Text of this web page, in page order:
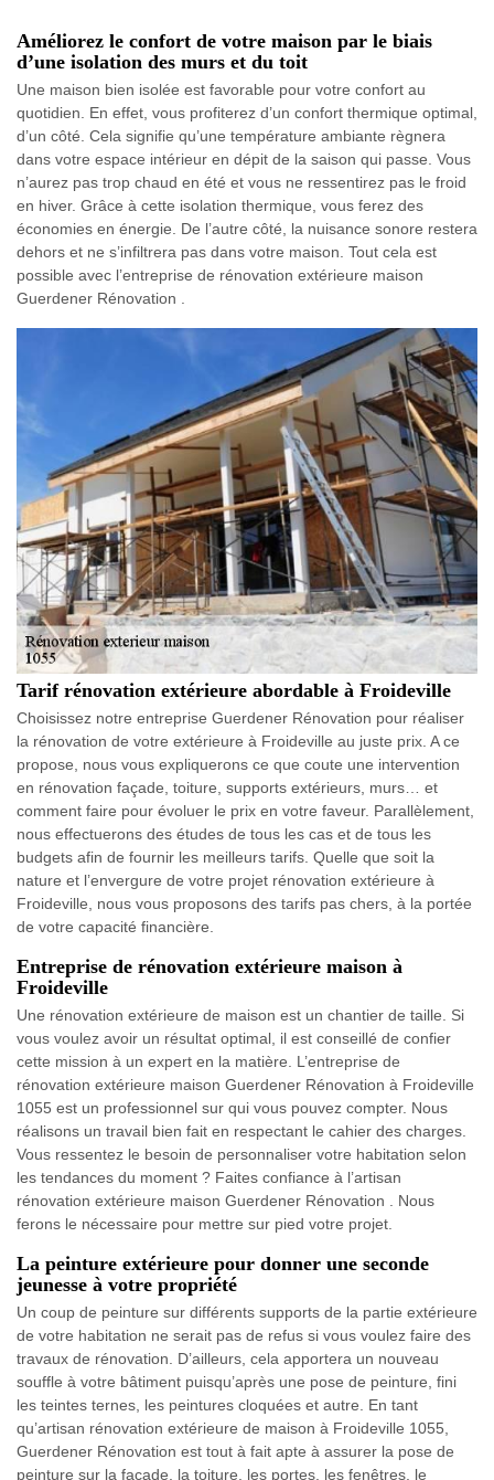
Améliorez le confort de votre maison par le biais
d’une isolation des murs et du toit
Une maison bien isolée est favorable pour votre confort au
quotidien. En effet, vous profiterez d’un confort thermique optimal,
d’un côté. Cela signifie qu’une température ambiante règnera
dans votre espace intérieur en dépit de la saison qui passe. Vous
n’aurez pas trop chaud en été et vous ne ressentirez pas le froid
en hiver. Grâce à cette isolation thermique, vous ferez des
économies en énergie. De l’autre côté, la nuisance sonore restera
dehors et ne s’infiltrera pas dans votre maison. Tout cela est
possible avec l’entreprise de rénovation extérieure maison
Guerdener Rénovation .
Tarif rénovation extérieure abordable à Froideville
Choisissez notre entreprise Guerdener Rénovation pour réaliser
la rénovation de votre extérieure à Froideville au juste prix. A ce
propose, nous vous expliquerons ce que coute une intervention
en rénovation façade, toiture, supports extérieurs, murs… et
comment faire pour évoluer le prix en votre faveur. Parallèlement,
nous effectuerons des études de tous les cas et de tous les
budgets afin de fournir les meilleurs tarifs. Quelle que soit la
nature et l’envergure de votre projet rénovation extérieure à
Froideville, nous vous proposons des tarifs pas chers, à la portée
de votre capacité financière.
Entreprise de rénovation extérieure maison à
Froideville
Une rénovation extérieure de maison est un chantier de taille. Si
vous voulez avoir un résultat optimal, il est conseillé de confier
cette mission à un expert en la matière. L’entreprise de
rénovation extérieure maison Guerdener Rénovation à Froideville
1055 est un professionnel sur qui vous pouvez compter. Nous
réalisons un travail bien fait en respectant le cahier des charges.
Vous ressentez le besoin de personnaliser votre habitation selon
les tendances du moment ? Faites confiance à l’artisan
rénovation extérieure maison Guerdener Rénovation . Nous
ferons le nécessaire pour mettre sur pied votre projet.
La peinture extérieure pour donner une seconde
jeunesse à votre propriété
Un coup de peinture sur différents supports de la partie extérieure
de votre habitation ne serait pas de refus si vous voulez faire des
travaux de rénovation. D’ailleurs, cela apportera un nouveau
souffle à votre bâtiment puisqu’après une pose de peinture, fini
les teintes ternes, les peintures cloquées et autre. En tant
qu’artisan rénovation extérieure de maison à Froideville 1055,
Guerdener Rénovation est tout à fait apte à assurer la pose de
peinture sur la façade, la toiture, les portes, les fenêtres, le